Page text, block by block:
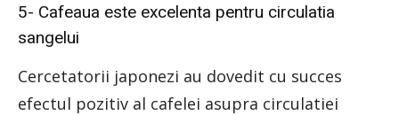
5- Cafeaua este excelenta pentru circulatia
sangelui
Cercetatorii japonezi au dovedit cu succes
efectul pozitiv al cafelei asupra circulatiei